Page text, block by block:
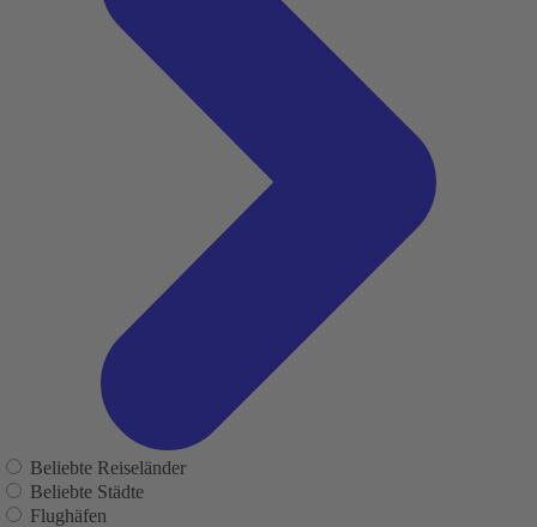
Beliebte Reiseländer
Beliebte Städte
Flughäfen